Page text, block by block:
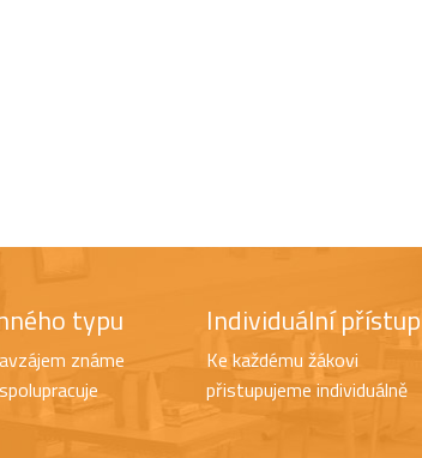
typu
známe
Individuální přístup
Ke každému žákovi
přistupujeme individuálně